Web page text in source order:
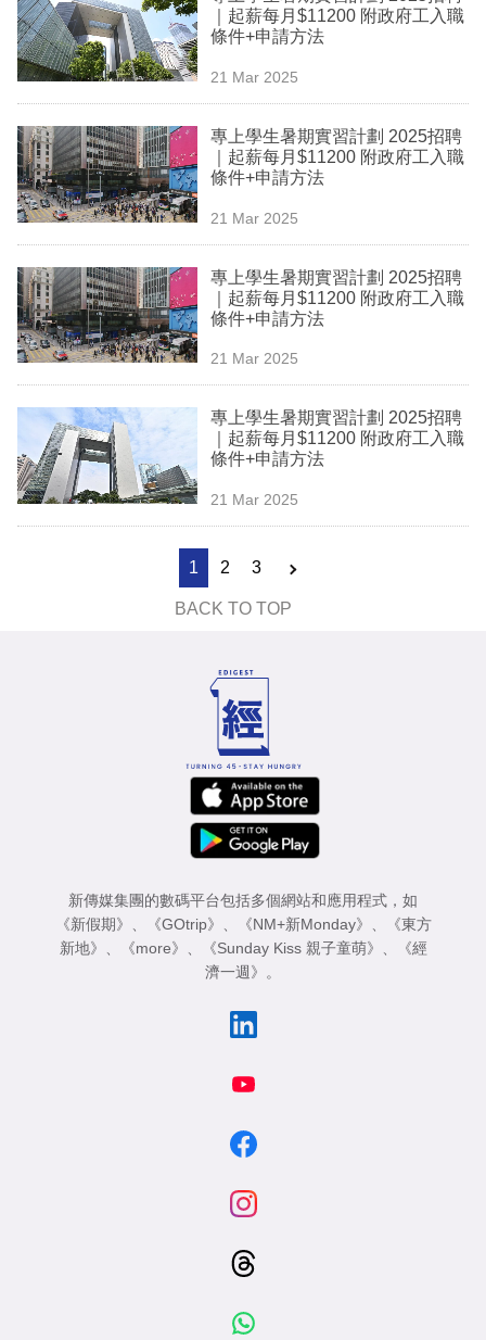
｜起薪每月$11200 附政府工入職
條件+申請方法
21 Mar 2025
專上學生暑期實習計劃 2025招聘
｜起薪每月$11200 附政府工入職
條件+申請方法
21 Mar 2025
專上學生暑期實習計劃 2025招聘
｜起薪每月$11200 附政府工入職
條件+申請方法
21 Mar 2025
專上學生暑期實習計劃 2025招聘
｜起薪每月$11200 附政府工入職
條件+申請方法
21 Mar 2025
1 2 3
BACK TO TOP
新傳媒集團的數碼平台包括多個網站和應用程式，如
《新假期》 、 《GOtrip》 、 《NM+新Monday》 、
《東方
新地》 、 《more》 、 《Sunday Kiss 親子童萌》 、
《經
濟一週》 。